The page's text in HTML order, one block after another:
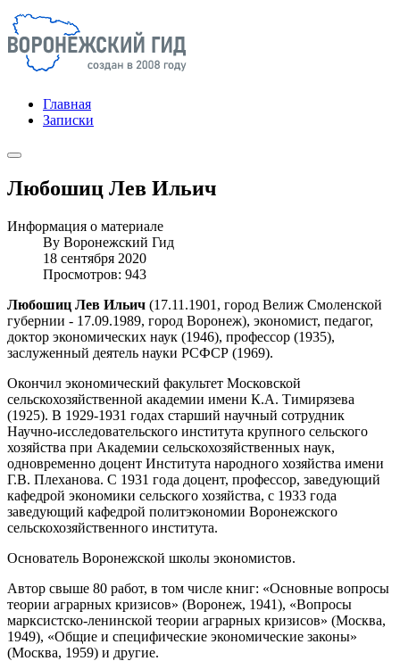
Главная
Записки
Любошиц Лев Ильич
Информация о материале
By Воронежский Гид
18 сентября 2020
Просмотров: 943
Любошиц Лев Ильич (17.11.1901, город Велиж Смоленской
губернии - 17.09.1989, город Воронеж), экономист, педагог,
доктор экономических наук (1946), профессор (1935),
заслуженный деятель науки РСФСР (1969).
Окончил экономический факультет Московской
сельскохозяйственной академии имени К.А. Тимирязева
(1925). В 1929-1931 годах старший научный сотрудник
Научно-исследовательского института крупного сельского
хозяйства при Академии сельскохозяйственных наук,
одновременно доцент Института народного хозяйства имени
Г.В. Плеханова. С 1931 года доцент, профессор, заведующий
кафедрой экономики сельского хозяйства, с 1933 года
заведующий кафедрой политэкономии Воронежского
сельскохозяйственного института.
Основатель Воронежской школы экономистов.
Автор свыше 80 работ, в том числе книг: «Основные вопросы
теории аграрных кризисов» (Воронеж, 1941), «Вопросы
марксистско-ленинской теории аграрных кризисов» (Москва,
1949), «Общие и специфические экономические законы»
(Москва, 1959) и другие.